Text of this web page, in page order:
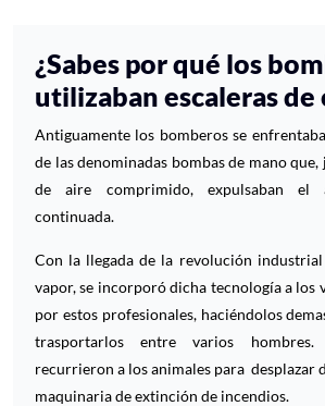
¿Sabes por qué los
utilizaban escaleras de
Antiguamente los bomberos se
de las denominadas bombas de mano
de aire comprimido, expulsaban el
continuada.
Con la llegada de la revolución
vapor, se incorporó dicha tecnología a los
por estos profesionales, haciéndolos
trasportarlos entre varios
recurrieron a los animales para desplazar
maquinaria de extinción de incendios.